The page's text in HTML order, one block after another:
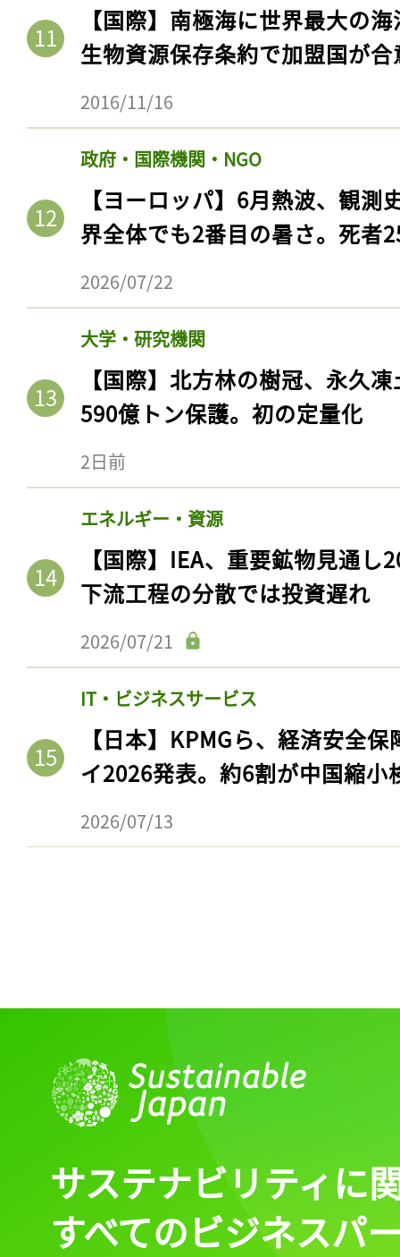
【国際】南極海に世界最大の
生物資源保存条約で加盟国が合
2016/11/16
政府・国際機関・NGO
【ヨーロッパ】6月熱波、観
界全体でも2番目の暑さ。死者
2026/07/22
大学・研究機関
【国際】北方林の樹冠、永久
590億トン保護。初の定量化
2日前
エネルギー・資源
【国際】IEA、重要鉱物見通
下流工程の分散では投資遅れ
2026/07/21
IT・ビジネスサービス
【日本】KPMGら、経済安全
イ2026発表。約6割が中国縮小
2026/07/13
サステナビリティに
すべてのビジネスパ